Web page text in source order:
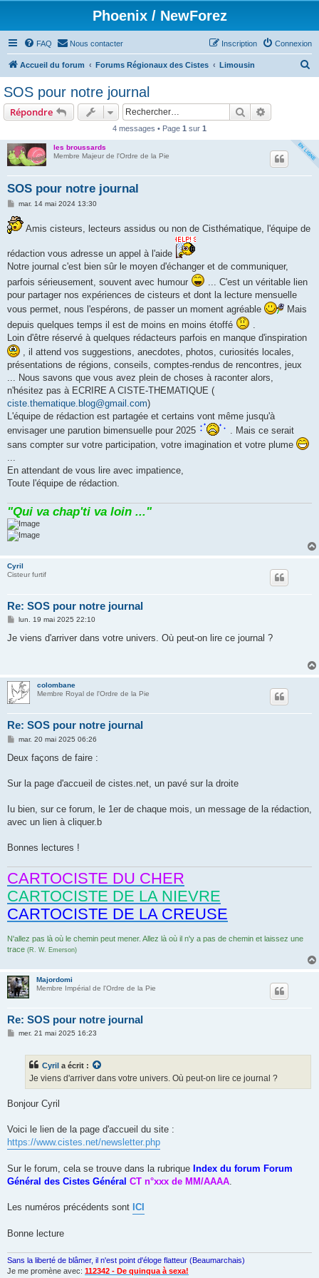
Phoenix / NewForez
FAQ Nous contacter Connexion
Inscription
Accueil du forum Forums Régionaux des Cistes Limousin
SOS pour notre journal
Répondre Rechercher
4 messages • Page 1 sur 1
les broussards
Membre Majeur de l'Ordre de la Pie
SOS pour notre journal
M
s
s
e
mar. 14 mai 2024 13:30
Amis cisteurs, lecteurs assidus ou non de Cisthématique, l'équipe de
rédaction vous adresse un appel à l'aide
Notre journal c'est bien sûr le moyen d'échanger et de communiquer,
parfois sérieusement, souvent avec humour
... C'est un véritable lien
pour partager nos expériences de cisteurs et dont la lecture mensuelle
vous permet, nous l'espérons, de passer un moment agréable
Mais
depuis quelques temps il est de moins en moins étoffé
.
Loin d'être réservé à quelques rédacteurs parfois en manque d'inspiration
, il attend vos suggestions, anecdotes, photos, curiosités locales,
présentations de régions, conseils, comptes-rendus de rencontres, jeux
... Nous savons que vous avez plein de choses à raconter alors,
n'hésitez pas à ECRIRE A CISTE-THEMATIQUE (
ciste.thematique.blog@gmail.com)
L'équipe de rédaction est partagée et certains vont même jusqu'à
envisager une parution bimensuelle pour 2025
. Mais ce serait
sans compter sur votre participation, votre imagination et votre plume
...
En attendant de vous lire avec impatience,
Toute l'équipe de rédaction.
"Qui va chap'ti va loin ..."
Cyril
Cisteur furtif
Re: SOS pour notre journal
M
s
lun. 19 mai 2025 22:10
Je viens d'arriver dans votre univers. Où peut-on lire ce journal ?
colombane
Membre Royal de l'Ordre de la Pie
Re: SOS pour notre journal
M
s
g
mar. 20 mai 2025 06:26
Deux façons de faire :
Sur la page d'accueil de cistes.net, un pavé sur la droite
Iu bien, sur ce forum, le 1er de chaque mois, un message de la rédaction,
avec un lien à cliquer.b
Bonnes lectures !
CARTOCISTE DU CHER
CARTOCISTE DE LA NIEVRE
CARTOCISTE DE LA CREUSE
N'allez pas là où le chemin peut mener. Allez là où il n'y a pas de chemin et laissez une
trace (R. W. Emerson)
Majordomi
Membre Impérial de l'Ordre de la Pie
Re: SOS pour notre journal
Mmer. 21 mai 2025 16:23
Cyril a écrit :
Je viens d'arriver dans votre univers. Où peut-on lire ce journal ?
Bonjour Cyril
Voici le lien de la page d'accueil du site :
https://www.cistes.net/newsletter.php
Sur le forum, cela se trouve dans la rubrique Index du forum Forum
Général des Cistes Général CT n°xxx de MM/AAAA
Les numéros précédents sont ICI
Bonne lecture
Sans la liberté de blâmer, il n'est point d'éloge flatteur (Beaumarchais)
Je me promène avec: 112342 - De quinqua à sexa!